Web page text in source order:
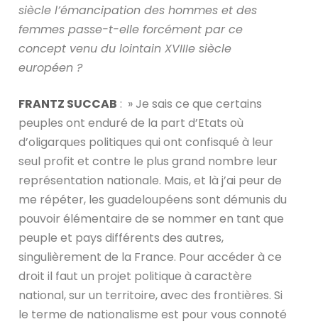
siècle l’émancipation des hommes et des
femmes passe-t-elle forcément par ce
concept venu du lointain XVIIIe siècle
européen ?
FRANTZ SUCCAB : » Je sais ce que certains
peuples ont enduré de la part d’Etats où
d’oligarques politiques qui ont confisqué à leur
seul profit et contre le plus grand nombre leur
représentation nationale. Mais, et là j’ai peur de
me répéter, les guadeloupéens sont démunis du
pouvoir élémentaire de se nommer en tant que
peuple et pays différents des autres,
singulièrement de la France. Pour accéder à ce
droit il faut un projet politique à caractère
national, sur un territoire, avec des frontières. Si
le terme de nationalisme est pour vous connoté